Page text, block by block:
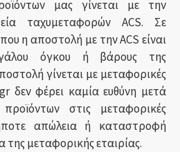
μας γίνεται με την
ταχυμεταφορών ACS. Σε
η αποστολή με την ACS είναι
όγκου ή βάρους της
γίνεται με μεταφορικές
δεν φέρει καμία ευθύνη μετά
στις μεταφορικές
απώλεια ή καταστροφή
μεταφορικής εταιρίας.